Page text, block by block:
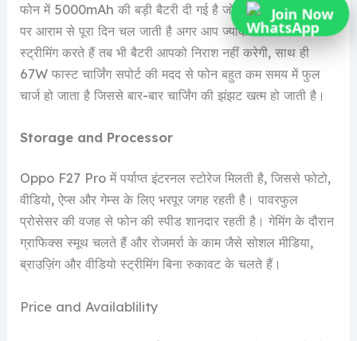
फोन में 5000mAh की बड़ी बैटरी दी गई है जो एक बार चार्ज करने
पर आराम से पूरा दिन चल जाती है अगर आप ज्यादा गेमिंग या वीडियो
स्ट्रीमिंग करते हैं तब भी बैटरी आपको निराश नहीं करेगी, साथ ही
67W फास्ट चार्जिंग सपोर्ट की मदद से फोन बहुत कम समय में फुल
चार्ज हो जाता है जिससे बार-बार चार्जिंग की झंझट खत्म हो जाती है।
Storage and Processor
Oppo F27 Pro में पर्याप्त इंटरनल स्टोरेज मिलती है, जिससे फोटो,
वीडियो, ऐप्स और गेम्स के लिए भरपूर जगह रहती है। पावरफुल
प्रोसेसर की वजह से फोन की स्पीड शानदार रहती है। गेमिंग के दौरान
ग्राफिक्स स्मूथ चलते हैं और रोजमर्रा के काम जैसे सोशल मीडिया,
ब्राउज़िंग और वीडियो स्ट्रीमिंग बिना रुकावट के चलते हैं।
Price and Availablility
Join Now